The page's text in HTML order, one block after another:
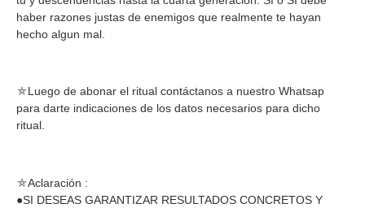
haber razones justas de enemigos que realmente te hayan
hecho algun mal.
⛤Luego de abonar el ritual contáctanos a nuestro Whatsap
para darte indicaciones de los datos necesarios para dicho
ritual.
⛤Aclaración :
●SI DESEAS GARANTIZAR RESULTADOS CONCRETOS Y